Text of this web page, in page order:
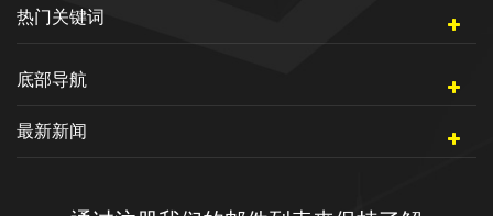
热门关键词
底部导航
最新新闻